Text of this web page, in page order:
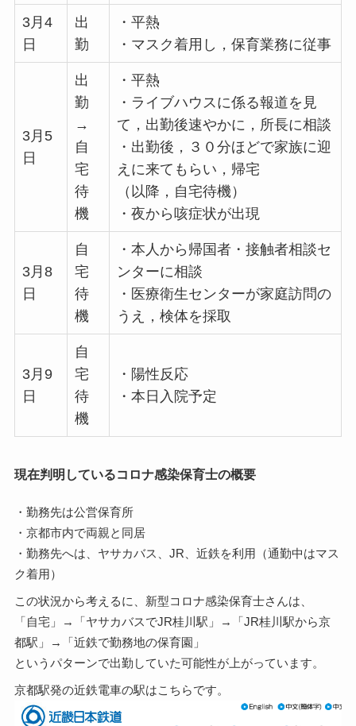
3月4
日
出
勤
・平熱
・マスク着用し，保育業務に従事
3月5
日
出
勤
→
自
宅
待
機
・平熱
・ライブハウスに係る報道を見
て，出勤後速やかに，所長に相談
・出勤後，３０分ほどで家族に迎
えに来てもらい，帰宅
（以降，自宅待機）
・夜から咳症状が出現
3月8
日
自
宅
待
機
・本人から帰国者・接触者相談セ
ンターに相談
・医療衛生センターが家庭訪問の
うえ，検体を採取
3月9
日
自
宅
待
機
・陽性反応
・本日入院予定
現在判明しているコロナ感染保育士の概要
・勤務先は公営保育所
・京都市内で両親と同居
・勤務先へは、ヤサカバス、JR、近鉄を利用（通勤中はマス
ク着用）
この状況から考えるに、新型コロナ感染保育士さんは、
「自宅」→「ヤサカバスでJR桂川駅」→「JR桂川駅から京
都駅」→「近鉄で勤務地の保育園」
というパターンで出勤していた可能性が上がっています。
京都駅発の近鉄電車の駅はこちらです。